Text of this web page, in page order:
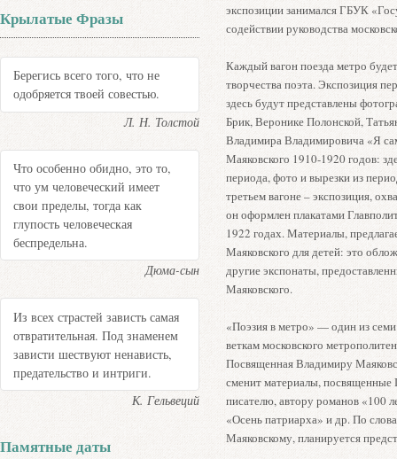
экспозиции занимался ГБУК
содействии руководства
Каждый вагон поезда метро
творчества поэта. Экспозиция
здесь будут представлены
Брик, Веронике Полонской,
Владимира Владимировича «Я
Маяковского 1910-1920 годов:
периода, фото и вырезки из
третьем вагоне – экспозиция,
он оформлен плакатами
1922 годах. Материалы,
Маяковского для детей: это
другие экспонаты,
Маяковского.
«Поэзия в метро» — один из
веткам московского
Посвященная Владимиру
сменит материалы,
писателю, автору романов «100
«Осень патриарха» и др. По
Маяковскому, планируется
Крылатые Фразы
Берегись всего того, что не
одобряется твоей совестью.
Л. Н. Толстой
Что особенно обидно, это то,
что ум человеческий имеет
свои пределы, тогда как
глупость человеческая
беспредельна.
Дюма-сын
Из всех страстей зависть самая
отвратительная. Под знаменем
зависти шествуют ненависть,
предательство и интриги.
К. Гельвеций
Памятные даты